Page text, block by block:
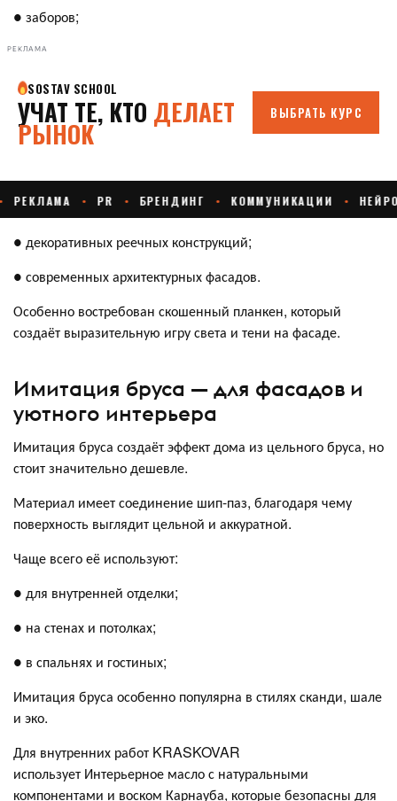
● заборов;
РЕКЛАМА
● декоративных реечных конструкций;
● современных архитектурных фасадов.
Особенно востребован скошенный планкен, который
создаёт выразительную игру света и тени на фасаде.
Имитация бруса — для фасадов и
уютного интерьера
Имитация бруса создаёт эффект дома из цельного бруса, но
стоит значительно дешевле.
Материал имеет соединение шип-паз, благодаря чему
поверхность выглядит цельной и аккуратной.
Чаще всего её используют:
● для внутренней отделки;
● на стенах и потолках;
● в спальнях и гостиных;
Имитация бруса особенно популярна в стилях сканди, шале
и эко.
Для внутренних работ KRASKOVAR
использует Интерьерное масло с натуральными
компонентами и воском Карнауба, которые безопасны для